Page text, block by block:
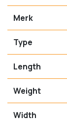
Merk
Type
Length
Weight
Width